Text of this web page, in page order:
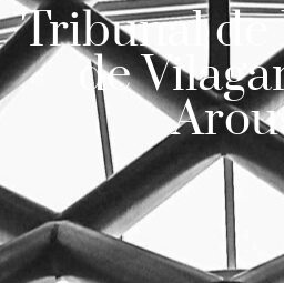
Tribunal de
de